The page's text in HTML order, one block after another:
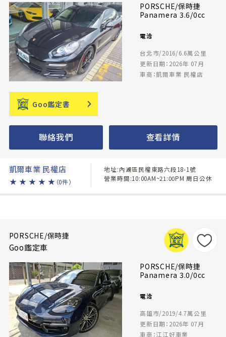
PORSCHE/保時捷
Panamera 3.6/0cc
電洽
台北市/2016/6.6萬公里
更新日期：2026年 07月
車商：凱爾車業 民權店
Goo鑑定書
聯絡我們 查看詳情
凱爾車業 民權店
★ ★ ★ ★ ★ （0件）
地址:內湖區民權東路六段18-1號
營業時間:10:00AM~21:00PM 周日公休
PORSCHE/保時捷
Goo鑑定車
PORSCHE/保時捷
Panamera 3.0/0cc
電洽
高雄市/2019/4.7萬公里
更新日期：2026年 07月
車商：江江好車業